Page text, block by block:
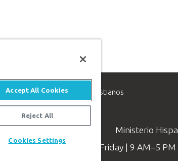
dedicado a ayudar a los cristianos
Ministerio
Available Monday–Friday | 9 AM–5 PM
Accept All Cookies
Reject All
Cookies Settings